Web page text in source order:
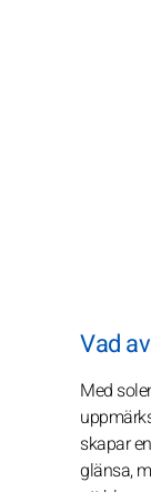
Vad
Med
skapar
glänsa,